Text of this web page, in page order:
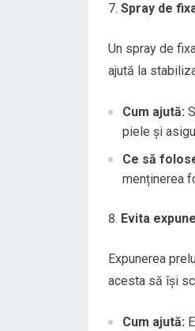
Spray de
Un spray de
ajută la
Cum ajută:
piele și
Ce să
menținerea
Evita
Expunerea
acesta să își
Cum ajută: